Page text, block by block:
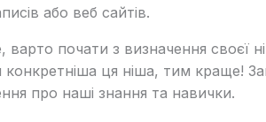
або веб сайтів.
почати з визначення своєї
ця ніша, тим краще!
про наші знання та навички.